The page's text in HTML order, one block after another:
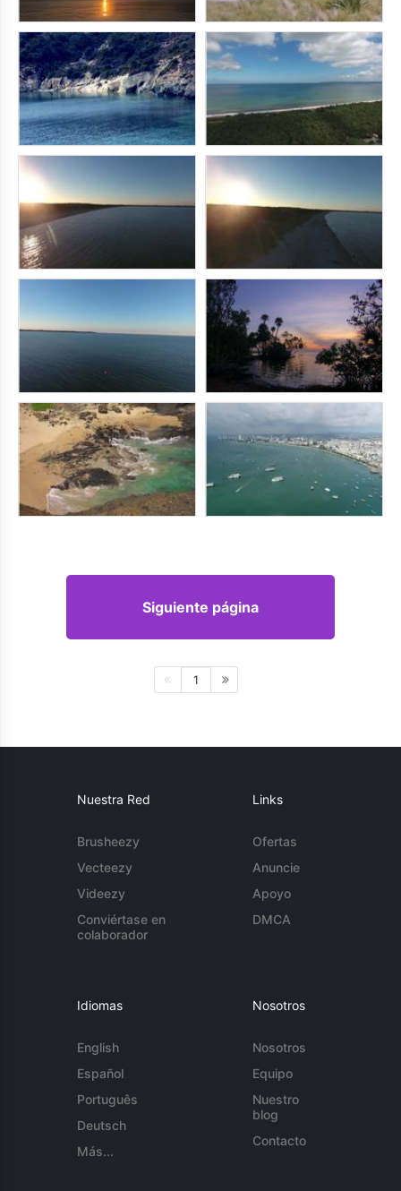
Siguiente página
1
Nuestra Red
Brusheezy
Vecteezy
Videezy
Conviértase en
colaborador
Links
Ofertas
Anuncie
Apoyo
DMCA
Idiomas
English
Español
Português
Deutsch
Más...
Nosotros
Nosotros
Equipo
Nuestro
blog
Contacto